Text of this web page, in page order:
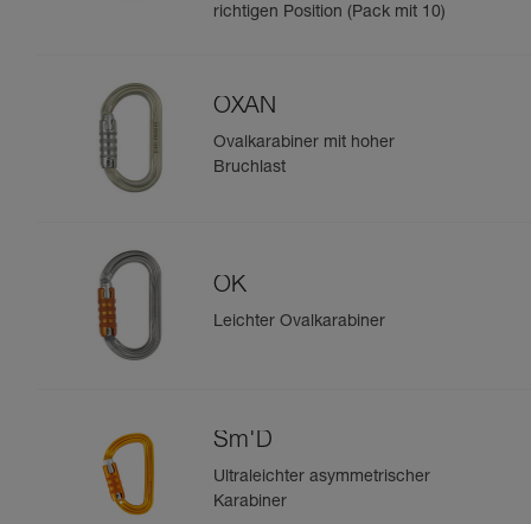
richtigen Position (Pack mit 10)
OXAN
Ovalkarabiner mit hoher
Bruchlast
OK
Leichter Ovalkarabiner
Sm'D
Ultraleichter asymmetrischer
Karabiner